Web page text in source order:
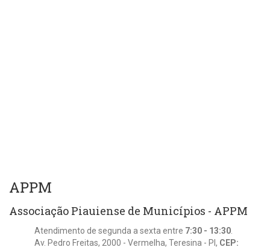
APPM
Associação Piauiense de Municípios - APPM
Atendimento de segunda a sexta entre 7:30 - 13:30.
Av. Pedro Freitas, 2000 - Vermelha, Teresina - PI, CEP: